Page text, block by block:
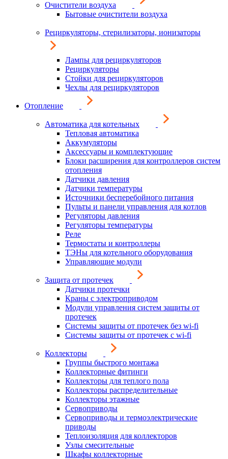
Очистители воздуха
Бытовые очистители воздуха
Рециркуляторы, стерилизаторы, ионизаторы
Лампы для рециркуляторов
Рециркуляторы
Стойки для рециркуляторов
Чехлы для рециркуляторов
Отопление
Автоматика для котельных
Тепловая автоматика
Аккумуляторы
Аксессуары и комплектующие
Блоки расширения для контроллеров систем
отопления
Датчики давления
Датчики температуры
Источники бесперебойного питания
Пульты и панели управления для котлов
Регуляторы давления
Регуляторы температуры
Реле
Термостаты и контроллеры
ТЭНы для котельного оборудования
Управляющие модули
Защита от протечек
Датчики протечки
Краны с электроприводом
Модули управления систем защиты от
протечек
Системы защиты от протечек без wi-fi
Системы защиты от протечек с wi-fi
Коллекторы
Группы быстрого монтажа
Коллекторные фитинги
Коллекторы для теплого пола
Коллекторы распределительные
Коллекторы этажные
Сервоприводы
Сервоприводы и термоэлектрические
приводы
Теплоизоляция для коллекторов
Узлы смесительные
Шкафы коллекторные